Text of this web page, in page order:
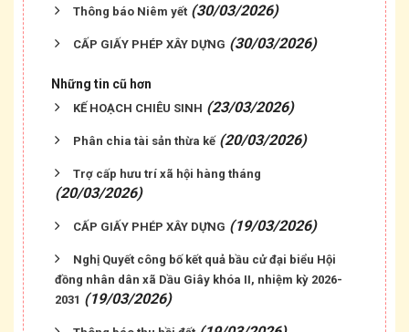
Thông báo Niêm yết (30/03/2026)
CẤP GIẤY PHÉP XÂY DỰNG (30/03/2026)
Những tin cũ hơn
KẾ HOẠCH CHIÊU SINH (23/03/2026)
Phân chia tài sản thừa kế (20/03/2026)
Trợ cấp hưu trí xã hội hàng tháng
(20/03/2026)
CẤP GIẤY PHÉP XÂY DỰNG (19/03/2026)
Nghị Quyết công bố kết quả bầu cử đại biểu Hội
đồng nhân dân xã Dầu Giây khóa II, nhiệm kỳ 2026-
2031 (19/03/2026)